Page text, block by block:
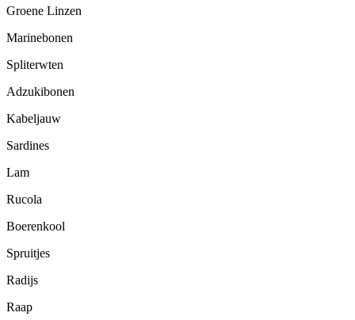
Groene Linzen
Marinebonen
Spliterwten
Adzukibonen
Kabeljauw
Sardines
Lam
Rucola
Boerenkool
Spruitjes
Radijs
Raap